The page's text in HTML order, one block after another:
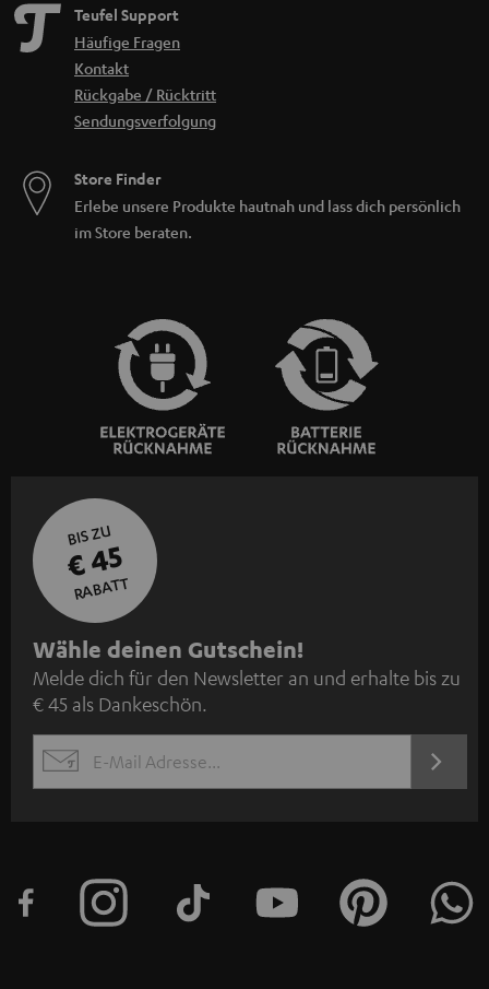
Teufel Support
Häufige Fragen
Kontakt
Rückgabe / Rücktritt
Sendungsverfolgung
Store Finder
Erlebe unsere Produkte hautnah und lass dich persönlich
im Store beraten.
BIS ZU
€ 45
RABATT
N
e
w
s
l
e
Wähle deinen Gutschein!
Melde dich für den Newsletter an und erhalte bis zu
€ 45 als Dankeschön.
EMAIL
JETZT